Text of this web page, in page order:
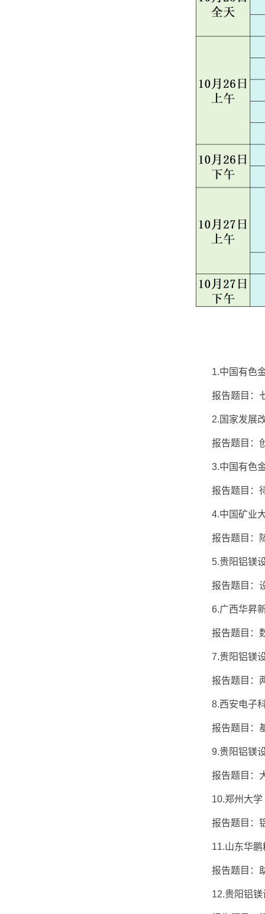
1.中国有色金
报告题目：七
2.国家发展改
报告题目：创
3.中国有色金
报告题目：
4.中国矿业大
报告题目：随
5.贵阳铝镁设
报告题目：设
6.广西华昇新
报告题目：数
7.贵阳铝镁设
报告题目：两
8.西安电子科
报告题目：基
9.贵阳铝镁设
报告题目：大
10.郑州大学
报告题目：铝
11.山东华鹏
报告题目：助
12.贵阳铝镁